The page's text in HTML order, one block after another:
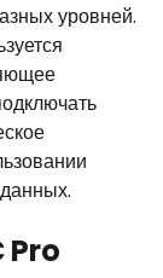
уровней.
Pro